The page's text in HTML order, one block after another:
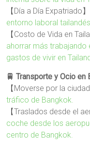
【Día a Día Expatriado】
entorno laboral
【Costo de Vida en
ahorrar más trabajando
gastos de vivir en
🚆 Transporte y Ocio en
【Moverse por la ciudad
tráfico de Bangkok.
【Traslados desde el
coche desde los
centro de Bangkok.